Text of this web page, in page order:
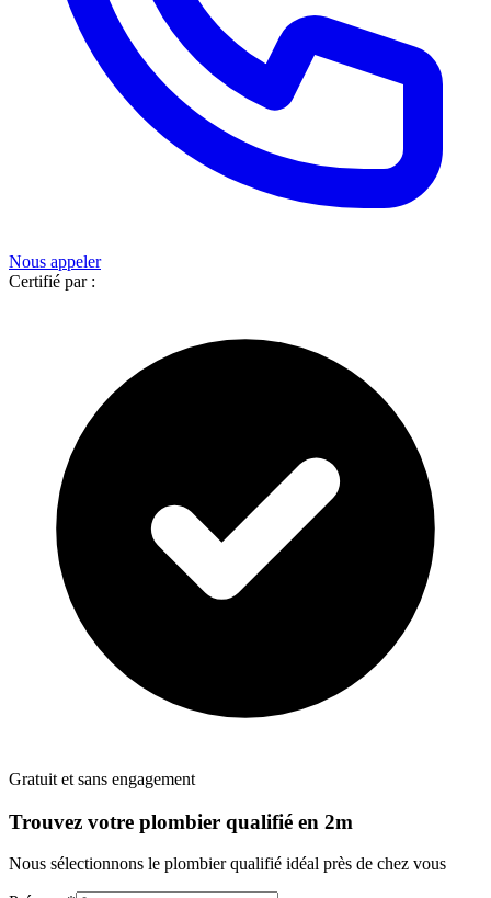
Nous appeler
Certifié par :
Gratuit et sans engagement
Trouvez votre plombier qualifié en 2m
Nous sélectionnons le plombierqualifié idéal près de chez vous